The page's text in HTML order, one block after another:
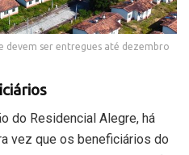
devem ser entregues até dezembro
do Residencial Alegre, há
vez que os beneficiários do